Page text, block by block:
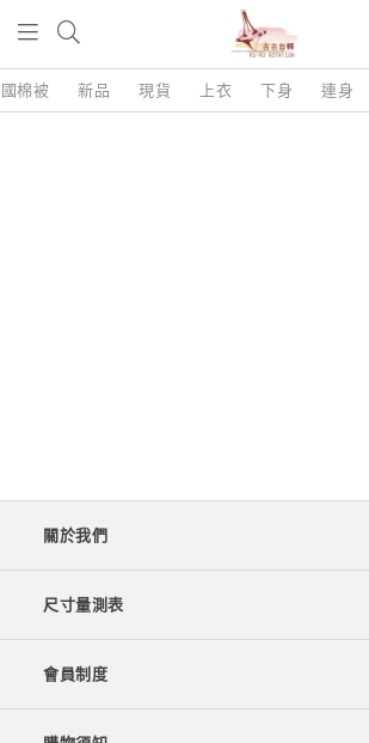
棉被 新品 現貨 上衣 下身 連身
關於我們
尺寸量測表
會員制度